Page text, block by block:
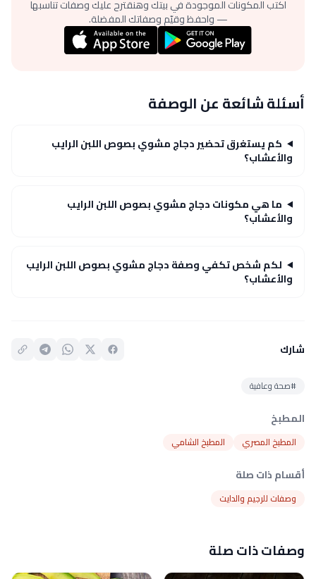
اكتب المكونات الموجودة في بيتك وهنقترح عليك وصفات تناسبها
— واحفظ وقيّم وصفاتك المفضلة.
أسئلة شائعة عن الوصفة
كم يستغرق تحضير دجاج مشوي بصوص اللبن الرايب
والأعشاب؟
ما هي مكونات دجاج مشوي بصوص اللبن الرايب
والأعشاب؟
لكم شخص تكفي وصفة دجاج مشوي بصوص اللبن الرايب
والأعشاب؟
شارك
#صحة وعافية
المطبخ
المطبخ المصري المطبخ الشامي
أقسام ذات صلة
وصفات للرجيم والدايت
وصفات ذات صلة